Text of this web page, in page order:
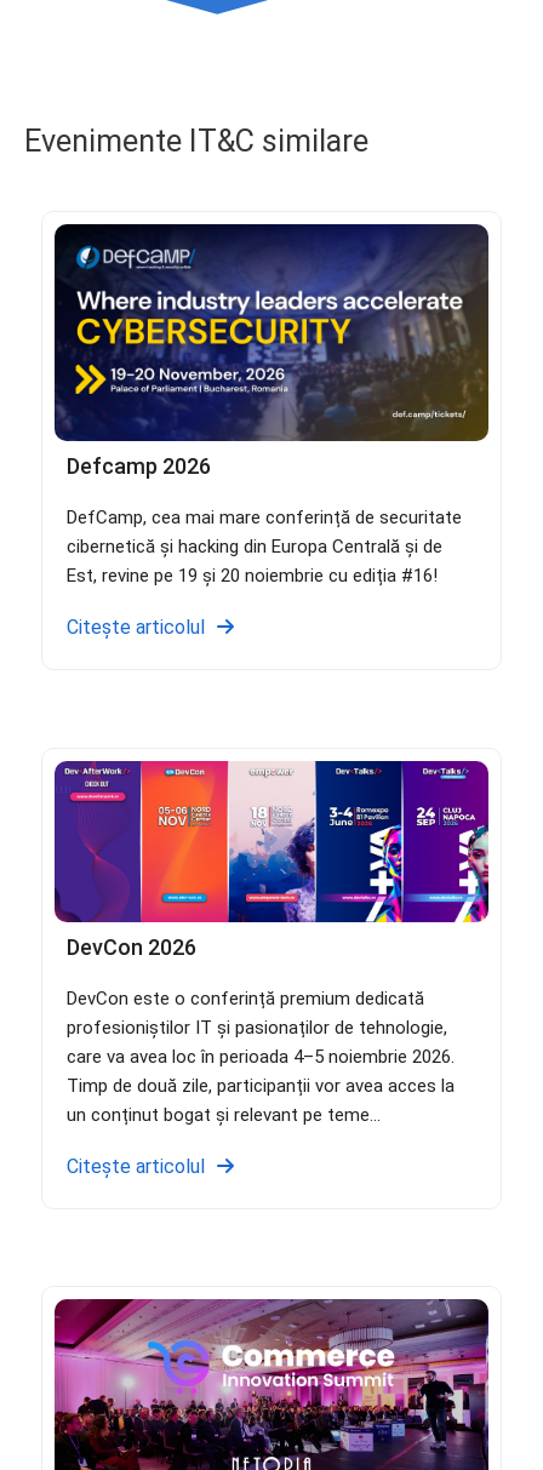
Evenimente IT&C similare
Defcamp 2026
DefCamp, cea mai mare conferință de securitate
cibernetică și hacking din Europa Centrală și de
Est, revine pe 19 și 20 noiembrie cu ediția #16!
Citește articolul
DevCon 2026
DevCon este o conferință premium dedicată
profesioniștilor IT și pasionaților de tehnologie,
care va avea loc în perioada 4–5 noiembrie 2026.
Timp de două zile, participanții vor avea acces la
un conținut bogat și relevant pe teme...
Citește articolul